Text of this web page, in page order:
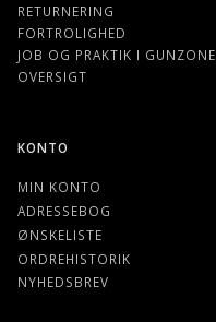
RETURNERING
FORTROLIGHED
JOB OG PRAKTIK I GUNZONE
OVERSIGT
KONTO
MIN KONTO
ADRESSEBOG
ØNSKELISTE
ORDREHISTORIK
NYHEDSBREV